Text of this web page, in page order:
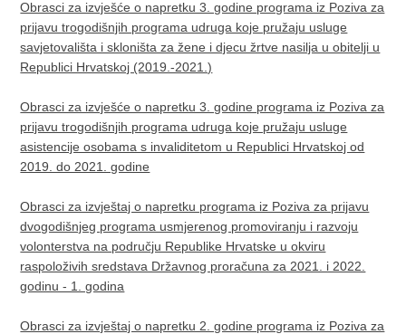
Obrasci za izvješće o napretku 3. godine programa iz Poziva za
prijavu trogodišnjih programa udruga koje pružaju usluge
savjetovališta i skloništa za žene i djecu žrtve nasilja u obitelji u
Republici Hrvatskoj (2019.-2021.)
Obrasci za izvješće o napretku 3. godine programa iz Poziva za
prijavu trogodišnjih programa udruga koje pružaju usluge
asistencije osobama s invaliditetom u Republici Hrvatskoj od
2019. do 2021. godine
Obrasci za izvještaj o napretku programa iz Poziva za prijavu
dvogodišnjeg programa usmjerenog promoviranju i razvoju
volonterstva na području Republike Hrvatske u okviru
raspoloživih sredstava Državnog proračuna za 2021. i 2022.
godinu - 1. godina
Obrasci za izvještaj o napretku 2. godine programa iz Poziva za